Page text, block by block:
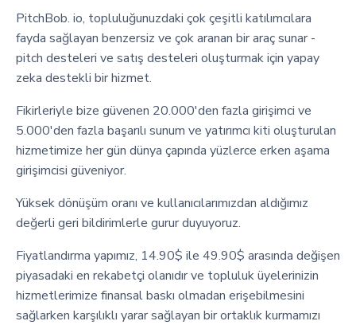
PitchBob. io, topluluğunuzdaki çok çeşitli katılımcılara
fayda sağlayan benzersiz ve çok aranan bir araç sunar -
pitch desteleri ve satış desteleri oluşturmak için yapay
zeka destekli bir hizmet.
Fikirleriyle bize güvenen 20.000'den fazla girişimci ve
5.000'den fazla başarılı sunum ve yatırımcı kiti oluşturulan
hizmetimize her gün dünya çapında yüzlerce erken aşama
girişimcisi güveniyor.
Yüksek dönüşüm oranı ve kullanıcılarımızdan aldığımız
değerli geri bildirimlerle gurur duyuyoruz.
Fiyatlandırma yapımız, 14.90$ ile 49.90$ arasında değişen
piyasadaki en rekabetçi olanıdır ve topluluk üyelerinizin
hizmetlerimize finansal baskı olmadan erişebilmesini
sağlarken karşılıklı yarar sağlayan bir ortaklık kurmamızı